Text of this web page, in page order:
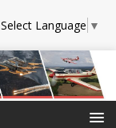
Select Language ▼